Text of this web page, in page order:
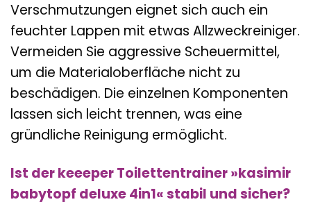
Verschmutzungen eignet sich auch ein
feuchter Lappen mit etwas Allzweckreiniger.
Vermeiden Sie aggressive Scheuermittel,
um die Materialoberfläche nicht zu
beschädigen. Die einzelnen Komponenten
lassen sich leicht trennen, was eine
gründliche Reinigung ermöglicht.
Ist der keeeper Toilettentrainer »kasimir
babytopf deluxe 4in1« stabil und sicher?